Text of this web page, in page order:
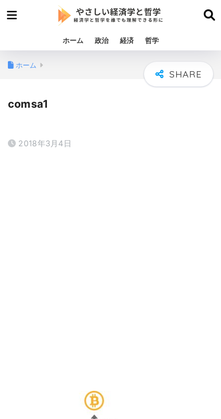
ホーム 政治 経済 哲学
ホーム
comsa1
2018年3月4日